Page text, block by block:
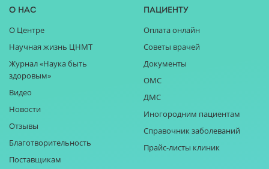
О нас
О Центре
Научная жизнь ЦНМТ
Журнал «Наука быть
здоровым»
Видео
Новости
Отзывы
Благотворительность
Поставщикам
Пациенту
Оплата онлайн
Советы врачей
Документы
ОМС
ДМС
Иногородним пациентам
Справочник заболеваний
Прайс-листы клиник